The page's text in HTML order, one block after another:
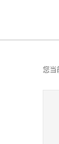
您当